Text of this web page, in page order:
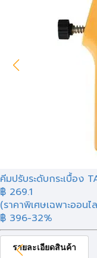
คีมปรับระดับกระเบื้อง
฿ 269.1
(ราคาพิเศษเฉพาะออนไ
฿ 396-32%
รายละเอียดสินค้า